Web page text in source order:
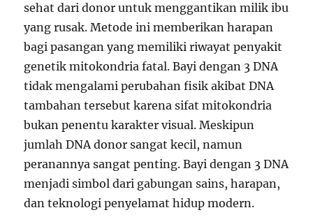
sehat dari donor untuk menggantikan milik ibu
yang rusak. Metode ini memberikan harapan
bagi pasangan yang memiliki riwayat penyakit
genetik mitokondria fatal. Bayi dengan 3 DNA
tidak mengalami perubahan fisik akibat DNA
tambahan tersebut karena sifat mitokondria
bukan penentu karakter visual. Meskipun
jumlah DNA donor sangat kecil, namun
peranannya sangat penting. Bayi dengan 3 DNA
menjadi simbol dari gabungan sains, harapan,
dan teknologi penyelamat hidup modern.